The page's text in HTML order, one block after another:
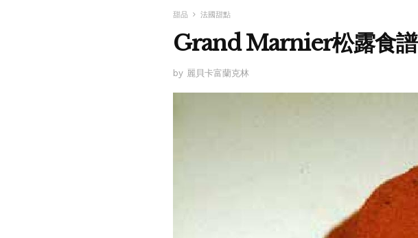
甜品 法國甜點
Grand Marnier松露食譜
by 麗貝卡富蘭克林